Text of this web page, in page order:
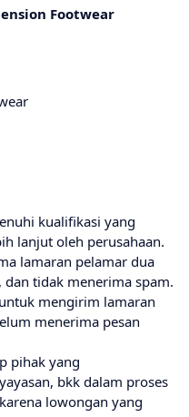
Footwear
kualifikasi yang
lanjut oleh perusahaan.
lamaran pelamar dua
tidak menerima spam.
mengirim lamaran
menerima pesan
pihak yang
bkk dalam proses
lowongan yang